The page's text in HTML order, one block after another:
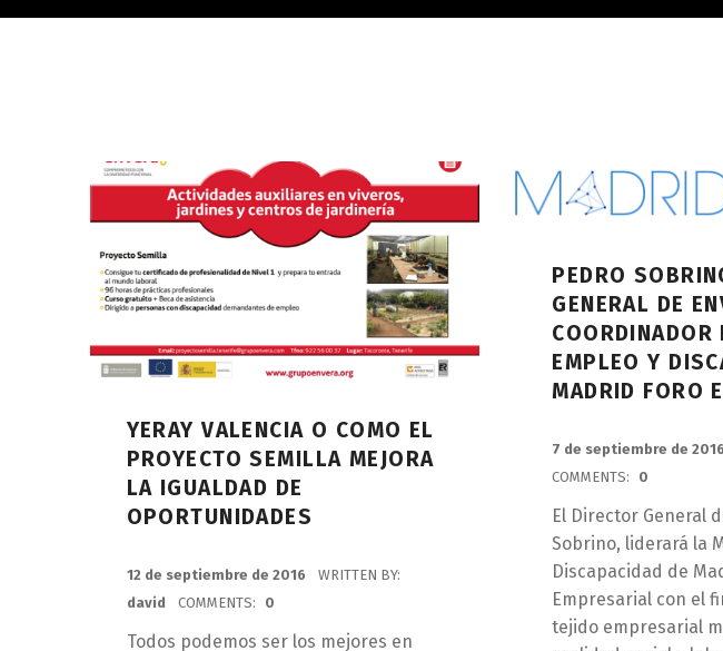
YERAY VALENCIA O COMO EL
PROYECTO SEMILLA MEJORA
LA IGUALDAD DE
OPORTUNIDADES
12 de septiembre de 2016
WRITTEN BY:
david
COMMENTS: 0
Todos podemos ser los mejores en
PEDRO
GENERAL DE
COORDINADOR
EMPLEO Y
MADRID FORO
7 de septiembre de 2016
COMMENTS:
0
El Director General
Sobrino, liderará la
Discapacidad de
Empresarial con el
tejido empresarial